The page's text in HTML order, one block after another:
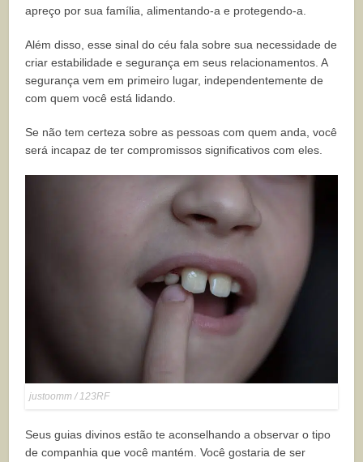
apreço por sua família, alimentando-a e protegendo-a.
Além disso, esse sinal do céu fala sobre sua necessidade de
criar estabilidade e segurança em seus relacionamentos. A
segurança vem em primeiro lugar, independentemente de
com quem você está lidando.
Se não tem certeza sobre as pessoas com quem anda, você
será incapaz de ter compromissos significativos com eles.
justoomm / 123RF
Seus guias divinos estão te aconselhando a observar o tipo
de companhia que você mantém. Você gostaria de ser